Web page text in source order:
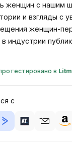
женщин с нашим
и взгляды с
женщин-
индустрии
в
с